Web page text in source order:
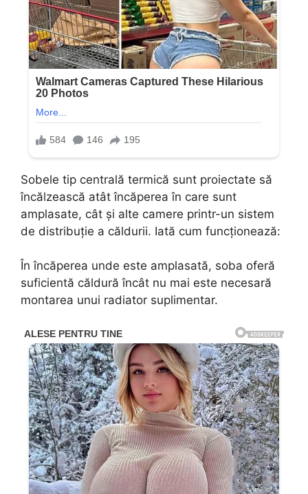
Sobele tip centrală termică sunt proiectate să
încălzească atât încăperea în care sunt
amplasate, cât și alte camere printr-un sistem
de distribuție a căldurii. Iată cum funcționează:
În încăperea unde este amplasată, soba oferă
suficientă căldură încât nu mai este necesară
montarea unui radiator suplimentar.